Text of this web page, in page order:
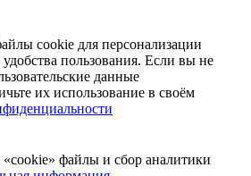
cookie для персонализации
пользования. Если вы не
данные
их использование в своём
«cookie» файлы и сбор аналитики